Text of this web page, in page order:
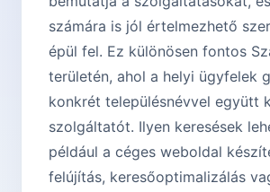
számára is jól értelmezhető
épül fel. Ez különösen fontos
területén, ahol a helyi ügyfelek
konkrét településnévvel együtt
szolgáltatót. Ilyen keresések
például a céges weboldal
felújítás, keresőoptimalizálás